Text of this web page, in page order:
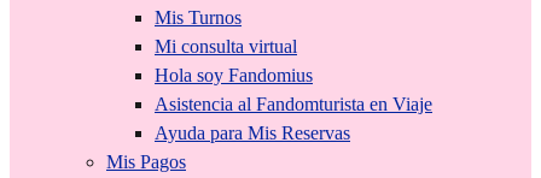
Mis Turnos
Mi consulta virtual
Hola soy Fandomius
Asistencia al Fandomturista en Viaje
Ayuda para Mis Reservas
Mis Pagos